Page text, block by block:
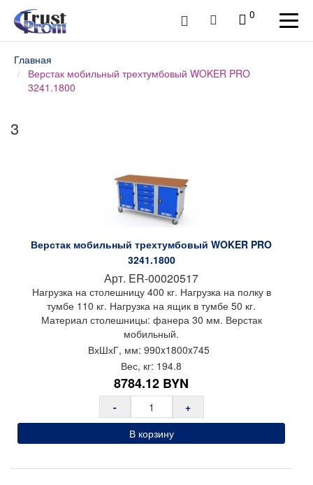
0
Главная
Верстак мобильный трехтумбовый WOKER PRO
3241.1800
3
Верстак мобильный трехтумбовый WOKER PRO
3241.1800
Арт. ER-00020517
Нагрузка на столешницу 400 кг. Нагрузка на полку в
тумбе 110 кг. Нагрузка на ящик в тумбе 50 кг.
Материал столешницы: фанера 30 мм. Верстак
мобильный.
ВхШхГ, мм: 990x1800x745
Вес, кг: 194.8
8784.12 BYN
-
+
В корзину